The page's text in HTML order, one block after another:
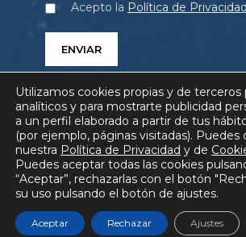
Acepto la Política de Privacidad
SERVICIOS PROYECTOS
BLOG COMUNICACIÓN
AVISO LEGAL POLÍTICA DE PRIVACIDAD
Utilizamos cookies propias y de terceros
analíticos y para mostrarte publicidad
a un perfil elaborado a partir de tus
(por ejemplo, páginas visitadas). Puedes
nuestra Política de Privacidad y de
Puedes aceptar todas las cookies
“Aceptar”, rechazarlas con el botón
su uso pulsando el botón de ajustes.
Aceptar Rechazar Ajustes